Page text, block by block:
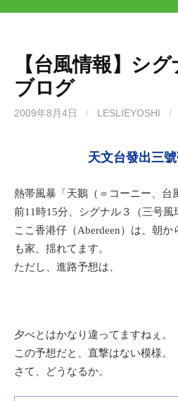
【台風情報】シ
ブログ
2009年8月4日 / LESLIEYOSHI /
天文台發出三
熱帯風暴「天鵝（＝コーニー、 台
前11時15分、シグナル３（三号風
ここ香港仔（Aberdeen）は、朝
も家、揺れてます。
ただし、進路予想は、
夕べとはかなり違ってますねぇ。
この予想だと、直撃はない模様。
さて、どうなるか。